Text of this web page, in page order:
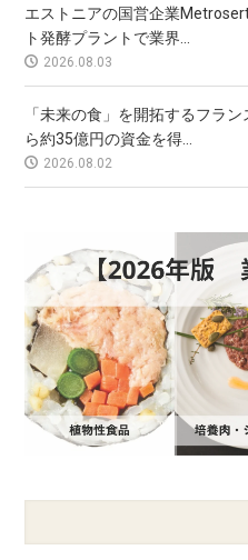
エストニアの国営企業
ト発酵プラントで業界...
2026.08.03
「未来の食」を開拓するフラ
ら約35億円の資金を得...
2026.08.02